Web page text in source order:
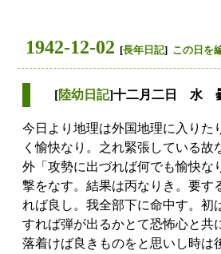
1942-12-02 [長年日記] この日を
[陸幼日記]十二月二日 水
今日より地理は外国地理に入りた
く愉快なり。之れ緊張している故
外「攻勢に出づれば何でも愉快
撃をなす。結果は丙なりき。要す
れば良し。我全部下に命中す。初
すれば弾が出るかとて恐怖心と共
落着けば良きものをと思いし時は